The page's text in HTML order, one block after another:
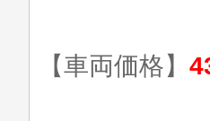
【車両価格】